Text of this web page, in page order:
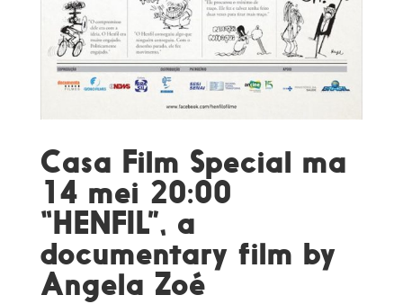
Casa Film Special ma
14 mei 20:00
“HENFIL”, a
documentary film by
Angela Zoé